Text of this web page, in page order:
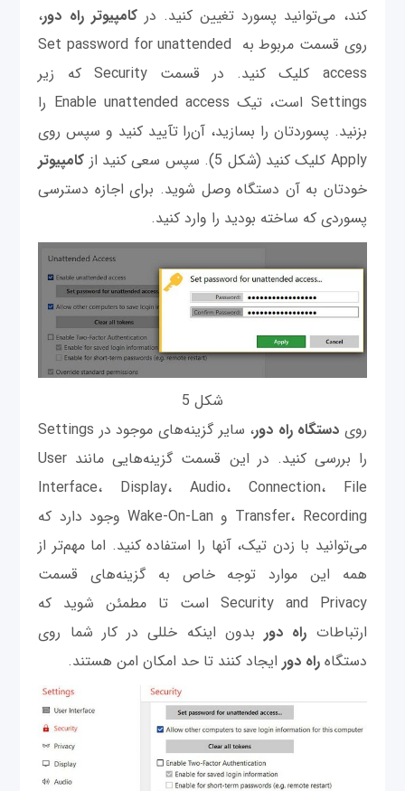
کند، می‌توانید پسورد تغیین کنید. درکامپیوتر راه دور،
روی قسمت مربوط به Set password for unattended
access کلیک کنید. در قسمت Security که زیر
Settings است، تیک Enable unattended access را
بزنید. پسوردتان را بسازید، آن‌را تآیید کنید و سپس روی
Apply کلیک کنید (شکل 5). سپس سعی کنید از
کامپیوتر
خودتان به آن دستگاه وصل شوید. برای اجازه دسترسی
پسوردی که ساخته بودید را وارد کنید.
شکل 5
روی دستگاه راه دور
، سایر گزینه‌های موجود در Settings
را بررسی کنید. در این قسمت گزینه‌هایی مانند User
Interface، Display، Audio، Connection، File
Transfer، Recording و Wake-On-Lan وجود دارد که
می‌توانید با زدن تیک، آنها را استفاده کنید. اما مهم‌تر از
همه این موارد توجه خاص به گزینه‌های قسمت
Security and Privacy است تا مطمئن شوید که
ارتباطات راه دور بدون اینکه خللی در کار شما روی
دستگاهراه دور ایجاد کنند تا حد امکان امن هستند.